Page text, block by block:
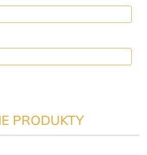
PRODUKTY